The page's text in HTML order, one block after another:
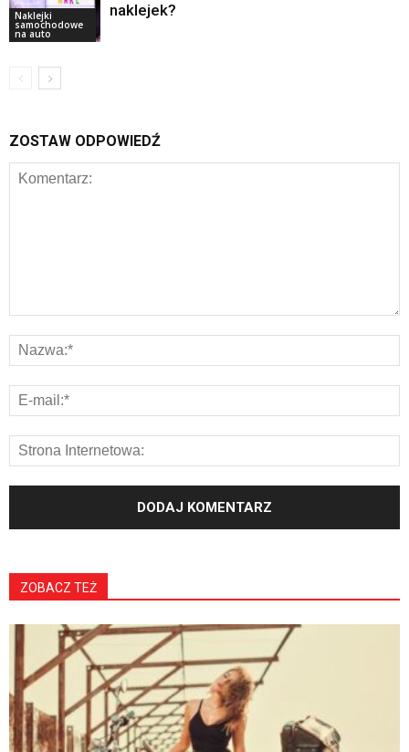
Naklejki
samochodowe
na auto
naklejek?
ZOSTAW ODPOWIEDŹ
ZOBACZ TEŻ